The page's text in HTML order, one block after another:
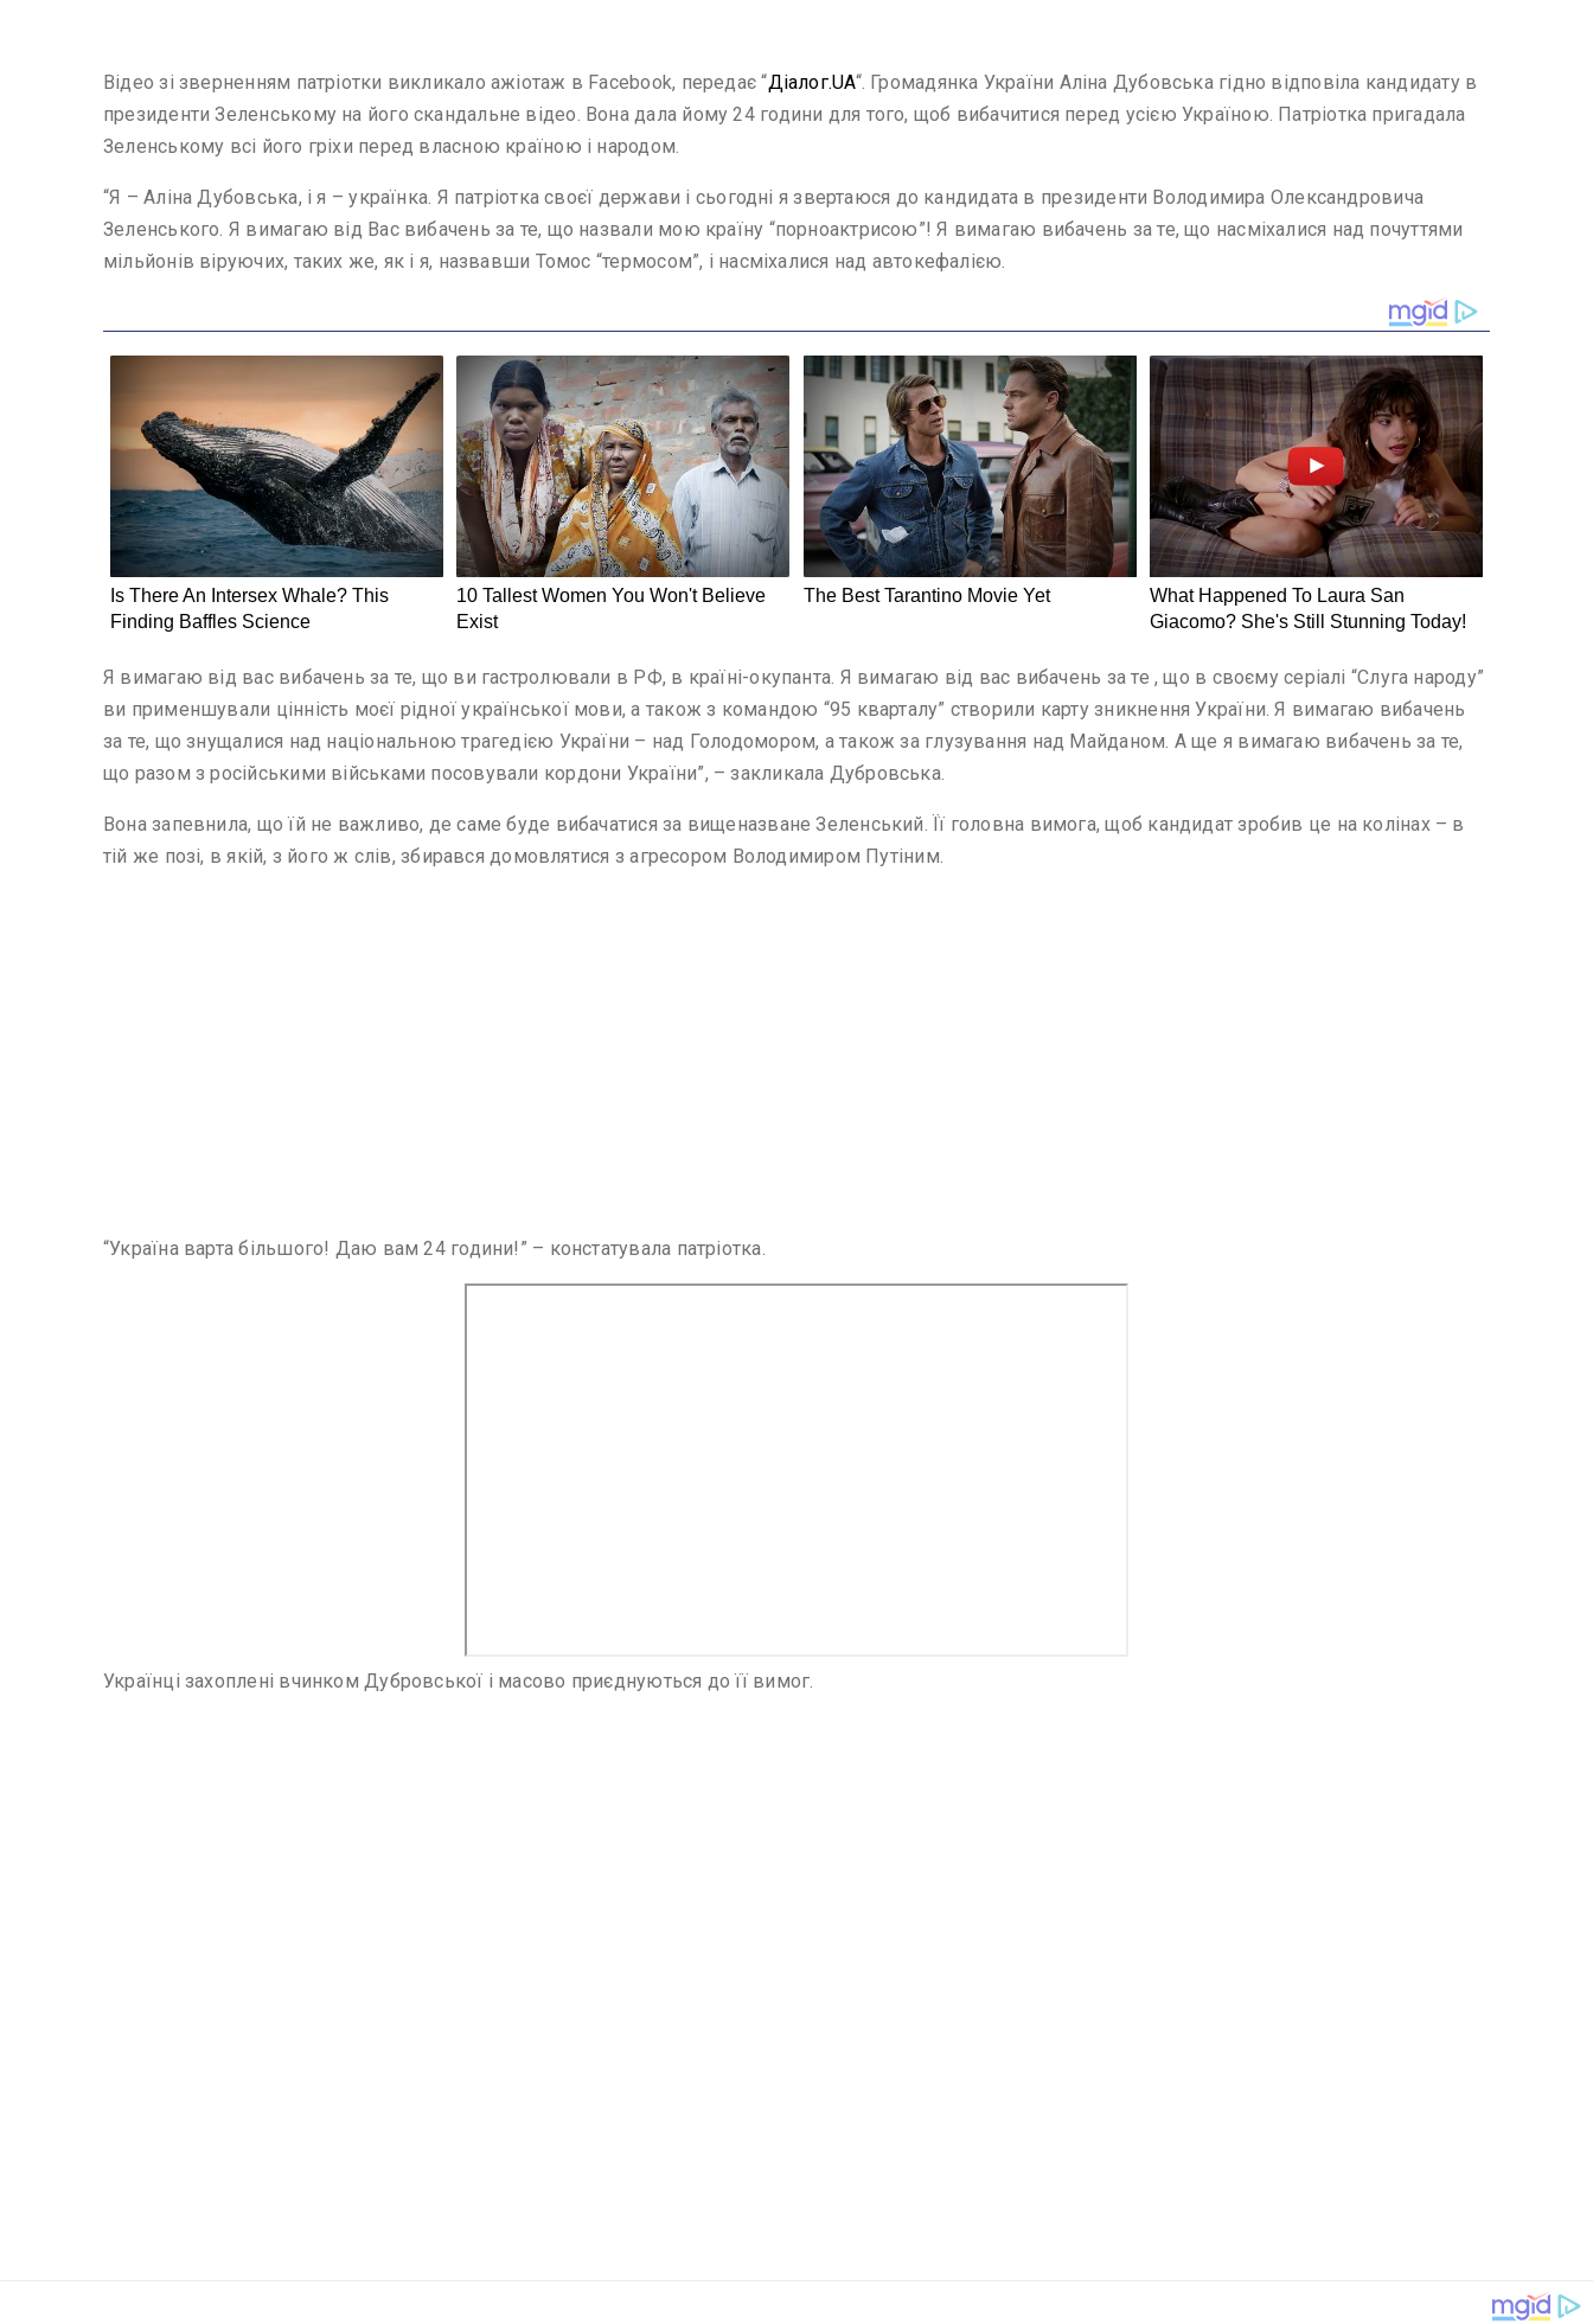
Відео зі зверненням патріотки викликало ажіотаж в Facebook, передає “Діалог.UA“. Громадянка України Аліна Дубовська гідно відповіла кандидату в
президенти Зеленському на його скандальне відео. Вона дала йому 24 години для того, щоб вибачитися перед усією Україною. Патріотка пригадала
Зеленському всі його гріхи перед власною країною і народом.
“Я – Аліна Дубовська, і я – українка. Я патріотка своєї держави і сьогодні я звертаюся до кандидата в президенти Володимира Олександровича
Зеленського. Я вимагаю від Вас вибачень за те, що назвали мою країну “порноактрисою”! Я вимагаю вибачень за те, що насміхалися над почуттями
мільйонів віруючих, таких же, як і я, назвавши Томос “термосом”, і насміхалися над автокефалією.
Я вимагаю від вас вибачень за те, що ви гастролювали в РФ, в країні-окупанта. Я вимагаю від вас вибачень за те , що в своєму серіалі “Слуга народу”
ви применшували цінність моєї рідної української мови, а також з командою “95 кварталу” створили карту зникнення України. Я вимагаю вибачень
за те, що знущалися над національною трагедією України – над Голодомором, а також за глузування над Майданом. А ще я вимагаю вибачень за те,
що разом з російськими військами посовували кордони України”, – закликала Дубровська.
Вона запевнила, що їй не важливо, де саме буде вибачатися за вищеназване Зеленський. Її головна вимога, щоб кандидат зробив це на колінах – в
тій же позі, в якій, з його ж слів, збирався домовлятися з агресором Володимиром Путіним.
“Україна варта більшого! Даю вам 24 години!” – констатувала патріотка.
Українці захоплені вчинком Дубровської і масово приєднуються до її вимог.